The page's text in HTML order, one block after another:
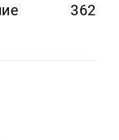
362